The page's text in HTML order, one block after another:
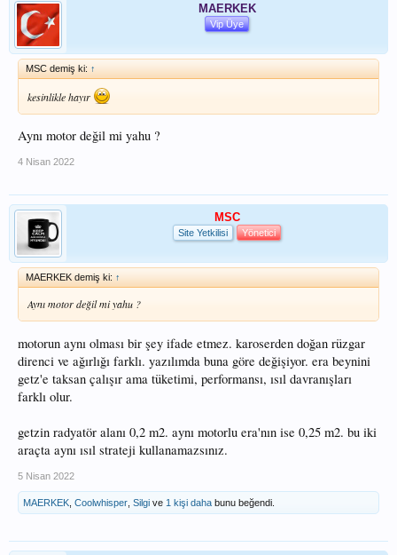
MAERKEK
Vip Üye
MSC demiş ki: ↑
kesinlikle hayır
Aynı motor değil mi yahu ?
4 Nisan 2022
MSC
Site Yetkilisi Yönetici
MAERKEK demiş ki: ↑
Aynı motor değil mi yahu ?
motorun aynı olması bir şey ifade etmez. karoserden doğan rüzgar
direnci ve ağırlığı farklı. yazılımda buna göre değişiyor. era beynini
getz'e taksan çalışır ama tüketimi, performansı, ısıl davranışları
farklı olur.
getzin radyatör alanı 0,2 m2. aynı motorlu era'nın ise 0,25 m2. bu iki
araçta aynı ısıl strateji kullanamazsınız.
5 Nisan 2022
MAERKEK Coolwhisper Silgi ve 1 kişi daha bunu beğendi.